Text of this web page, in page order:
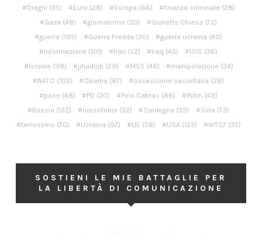
Draghi (35) Euro (28) Europa (66) finanza criminale (28)
Gaza (48) giornalismo (30) Giulietto Chiesa (72)
guerra (195) Guerra Fredda (30) guerra ucraina (40)
informazione (101) Iran (52) Iraq (45) ISIS (36)
Israele (98) jihadisti (29) M5S (46) manipolazione (34)
NATO (102) Obama (87) ossessione securitaria (28)
pace (48) PD (30) Pino Cabras (86) Putin (49)
Russia (132) russofobia (32) Sardegna (39) Siria (73)
terrorismo (70) Ucraina (97) UE (58) USA(123) WTC7 (35)
SOSTIENI LE MIE BATTAGLIE PER
LA LIBERTÀ DI COMUNICAZIONE